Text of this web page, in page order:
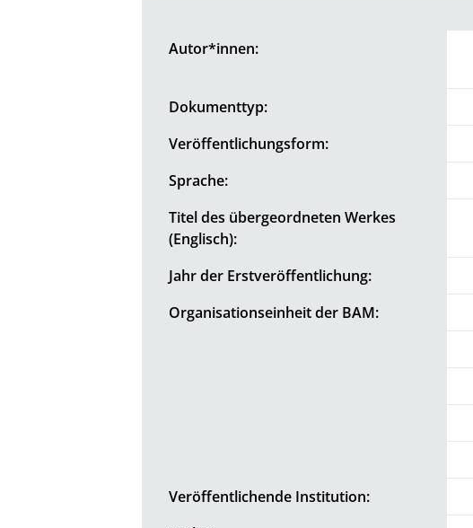
Autor*innen:
Dokumenttyp:
Veröffentlichungsform:
Sprache:
Titel des übergeordneten Werkes
(Englisch):
Jahr der Erstveröffentlichung:
Organisationseinheit der BAM:
Veröffentlichende Institution: